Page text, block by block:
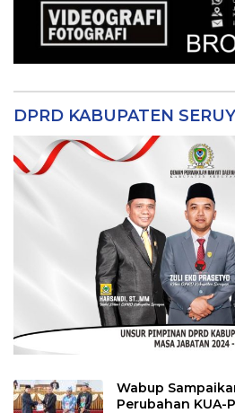
DPRD KABUPATEN
Wabup
Perubahan KUA-